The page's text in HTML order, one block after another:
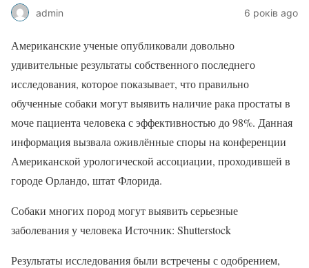
admin 6 років ago
Американские ученые опубликовали довольно
удивительные результаты собственного последнего
исследования, которое показывает, что правильно
обученные собаки могут выявить наличие рака простаты в
моче пациента человека с эффективностью до 98%. Данная
информация вызвала оживлённые споры на конференции
Американской урологической ассоциации, проходившей в
городе Орландо, штат Флорида.
Собаки многих пород могут выявить серьезные
заболевания у человека Источник: Shutterstock
Результаты исследования были встречены с одобрением,